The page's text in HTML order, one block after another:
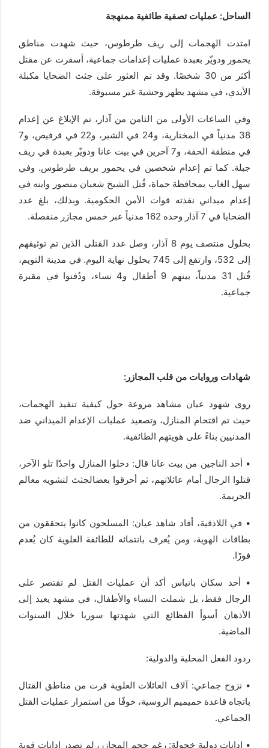
الساحل: عمليات تصفية طائفية ممنهجة
امتدت الهجمات إلى ريف طرطوس، حيث شهدت مناطق
يحمور ودويّر بعبدة عمليات إعدامات جماعية، أسفرت عن مقتل
أكثر من 30 شخصًا
. وقد تم العثور على جثث الضحايا مكبلة
الأيدي، في مشهد يظهر وحشية غير مسبوقة.
وفي الساعات الأولى من الثامن من آذار، تم الإبلاغ عن إعدام
38 مدنياً في المختارية، و24 في الشير، و22 في قرفيص، و7
في منطقة الحفة، و7 آخرين في بيت عانا ودويّر بعبدة في ريف
جبلة. كما تم إعدام شخصين في يحمور بريف طرطوس. وفي
سهل الغاب بمحافظة حماة، قُتل الشيخ شعبان منصور وابنه في
إعدام ميداني نفذته قوات الأمن الحكومية. وبذلك، بلغ عدد
الضحايا في 7 آذار وحده 162 مدنياً عبر خمس مجازر منفصلة.
بحلول منتصف يوم 8 آذار، وصل عدد القتلى الذين تم توثيقهم
إلى 532، وارتفع إلى 745 بحلول نهاية اليوم. في مدينة التويم،
قُتل 31 مدنياً، بينهم 9 أطفال و4 نساء، ودُفنوا في مقبرة
جماعية.
شهادات وروايات من قلب المجازر:
روى شهود عيان مشاهد مروعة حول كيفية تنفيذ الهجمات،
حيث تم اقتحام المنازل، وتصعيد عمليات الإعدام الميداني ضد
المدنيين بناءً على هويتهم الطائفية.
• أحد الناجين من بيت عانا قال: دخلوا المنازل واحدًا تلو الآخر،
قتلوا الرجال أمام عائلاتهم، ثم أحرقوا بعضالجثث لتشويه معالم
الجريمة.
• في اللاذقية، أفاد شاهد عيان: المسلحون كانوا يتحققون من
بطاقات الهوية، ومن يُعرف بانتمائه للطائفة العلوية كان يُعدم
فورًا.
• أحد سكان بانياس أكد أن عمليات القتل لم تقتصر
على
الرجال فقط، بل شملت النساء والأطفال، في مشهد يعيد إلى
الأذهان
أسوأ الفظائع التي شهدتها سوريا خلال
السنوات
الماضية.
ردود الفعل المحلية والدولية:
• نزوح جماعي: آلاف العائلات العلوية فرت من مناطق القتال
باتجاه قاعدة حميميم الروسية، خوفًا من استمرار عمليات القتل
الجماعي.
• إدانات دولية خجولة: رغم حجم المجازر، لم تصدر إدانات قوية